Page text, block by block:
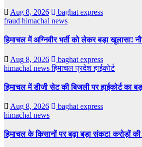
Aug 8, 2026
baghat express
fraud himachal news
हिमाचल में अग्निवीर भर्ती को लेकर बड़ा खुलासा!
Aug 8, 2026
baghat express
himachal newsहिमाचल प्रदेश हाईकोर्ट
हिमाचल में डीजी सेट की बिजली पर हाईकोर्ट
Aug 8, 2026
baghat express
himachal news
हिमाचल के किसानों पर बढ़ा बड़ा संकट! करोड़ों